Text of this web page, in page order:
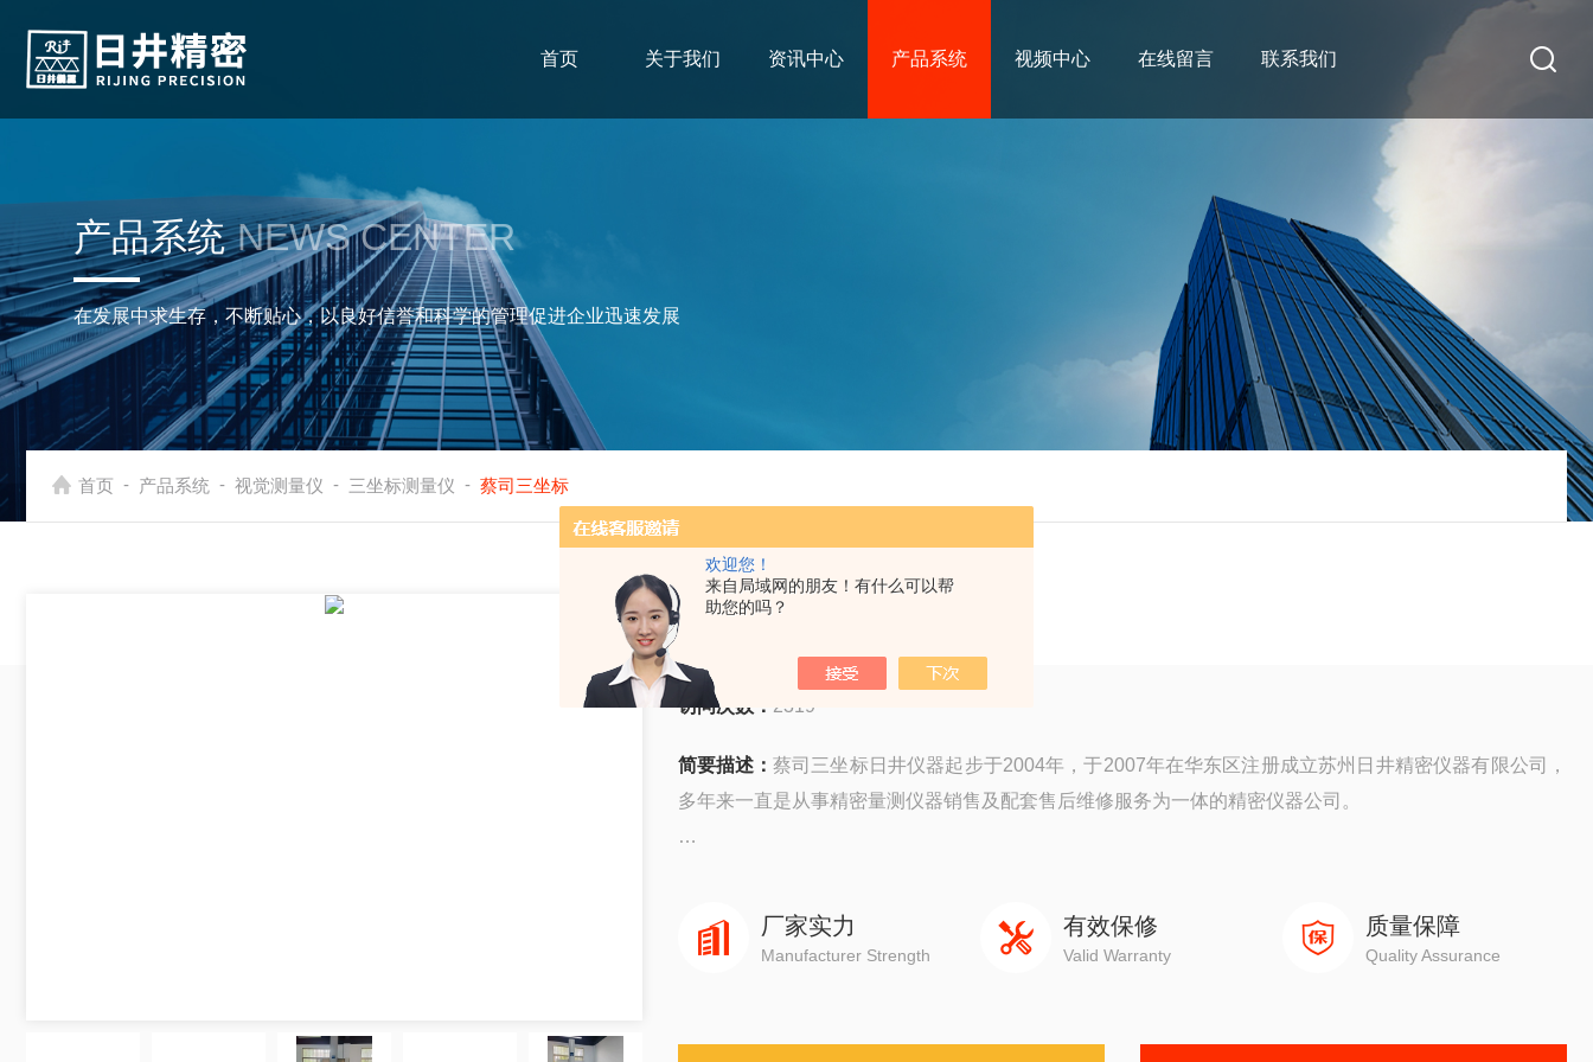
欢迎您！
来自局域网的朋友！有什么可以帮
助您的吗？
首页 关于我们 资讯中心 产品系统 视频中心 在线留言 联系我们
产品系统 NEWS CENTER
在发展中求生存，不断贴心，以良好信誉和科学的管理促进企业迅速发展
首页 - 产品系统 - 视觉测量仪 - 三坐标测量仪 - 蔡司三坐标
蔡司三坐标
访问次数： 2319
简要描述： 蔡司三坐标日井仪器起步于2004年，于2007年在华东区注册成立苏州日井精密仪器有限公司，
多年来一直是从事精密量测仪器销售及配套售后维修服务为一体的精密仪器公司。
厂家实力
Manufacturer Strength
有效保修
Valid Warranty
质量保障
Quality Assurance